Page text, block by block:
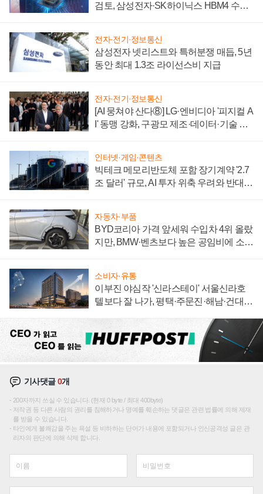
검토, 삼성전자·SK하이닉스 HBM4 수율
전자·전기·정보통신
삼성전자 넷리스트와 특허분쟁 매듭, 5년
동안 최대 1.3조 라이선스비 지급
전자·전기·정보통신
[AI 뭉쳐야 산다⑧] LG·엔비디아 '피지컬 A
I' 동맹 강화, 구광모 제조·데이터·기술 결
인터넷·게임·콘텐츠
빅테크 메모리반도체 포함 장기계약 '2.7
조 달러' 규모, AI 투자 위축 우려와 반대
자동차·부품
BYD코리아 가격 앞세워 수입차 4위 올랐
지만, BMW·벤츠보다 높은 공임비에 소비
소비자·유통
이부진 야심작 '신라스테이' 서울신라호
텔보다 잘 나가, 평택·주문진·해남·건대로
기사댓글0개
200자까지 쓰실 수 있습니다. (현재 0 byte / 최대 400byte)
저작권 등 다른 사람의 권리를 침해하거나 명예를 훼손하는 댓글은 관련 법률에 의해 제재
를 받을 수 있습니다.
타인에게 불쾌감을 주는 욕설 등 비하하는 단어가 내용에 포함되거나 인신공격성 글은 관
리자의 판단에 의해 삭제 합니다.